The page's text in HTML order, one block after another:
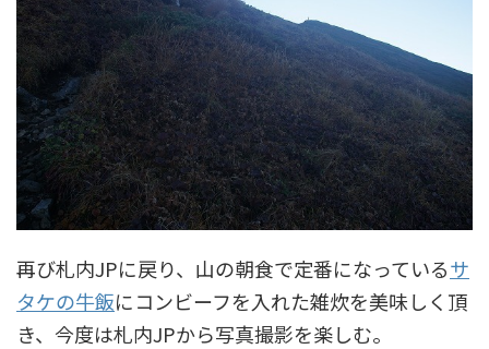
再び札内JPに戻り、山の朝食で定番になっているサ
タケの牛飯にコンビーフを入れた雑炊を美味しく頂
き、今度は札内JPから写真撮影を楽しむ。